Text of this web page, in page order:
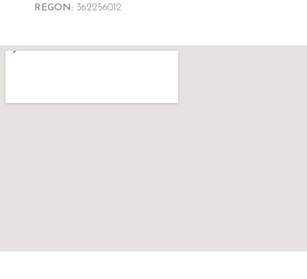
REGON: 362256012